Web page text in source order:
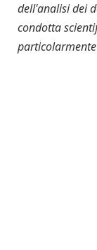
dell'analisi dei
condotta